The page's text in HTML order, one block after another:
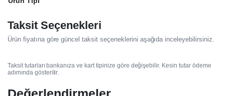
Taksit Seçenekleri
Ürün fiyatına göre güncel taksit seçeneklerini aşağıda inceleyebilirsiniz.
Taksit tutarları bankanıza ve kart tipinize göre değişebilir. Kesin tutar ödeme
adımında gösterilir.